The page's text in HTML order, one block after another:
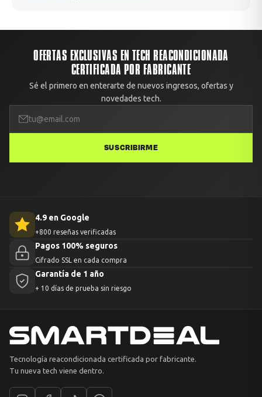
OFERTAS EXCLUSIVAS EN TECH REACONDICIONADA
CERTIFICADA POR FABRICANTE
Sé el primero en enterarte de nuevos ingresos, ofertas y
novedades tech.
SUSCRIBIRME
4.9 en Google
+800 reseñas verificadas
Pagos 100% seguros
Cifrado SSL en cada compra
Garantía de 1 año
+ 10 días de prueba sin riesgo
Tecnología reacondicionada certificada por fabricante.
Tu nueva tech viene dentro.